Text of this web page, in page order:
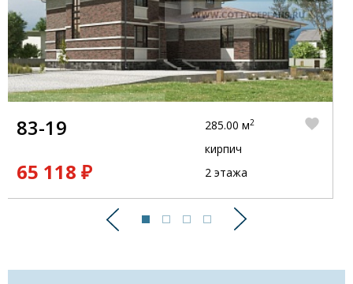
Предыдущий Следующий
83-19
65 118 ₽
285.00 м2
кирпич
2 этажа